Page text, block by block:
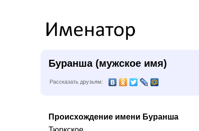
Буранша (мужское имя)
Рассказать друзьям:
Происхождение имени Буранша